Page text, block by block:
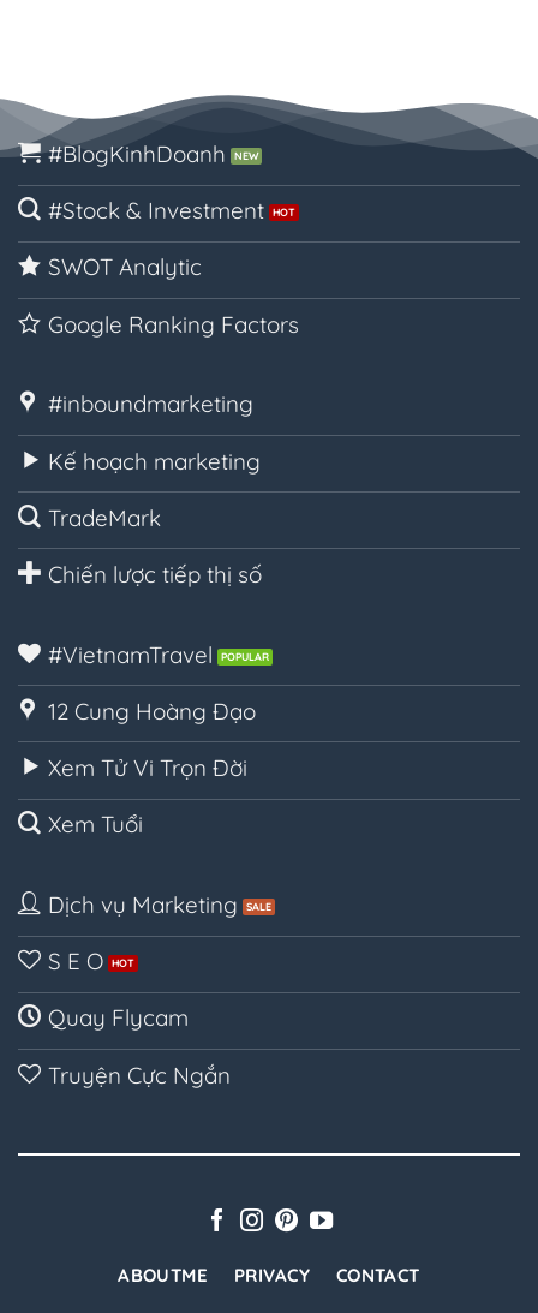
#BlogKinhDoanh
#Stock & Investment
SWOT Analytic
Google Ranking Factors
#inboundmarketing
Kế hoạch marketing
TradeMark
Chiến lược tiếp thị số
#VietnamTravel
12 Cung Hoàng Đạo
Xem Tử Vi Trọn Đời
Xem Tuổi
Dịch vụ Marketing
S E O
Quay Flycam
Truyện Cực Ngắn
ABOUTME PRIVACY CONTACT